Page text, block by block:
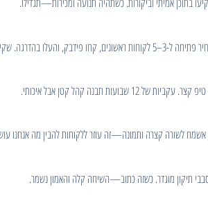
מפחיתה משא ומתן מתיש.
תבנה קהל קטן אבל איכותי.
לשורה קצרה ותמונה—זה עוזר ללקוחות להבין מה אנחנו
תיקון מוגדר. כשזה כתוב—השיחה קלה והאמון נשמר.